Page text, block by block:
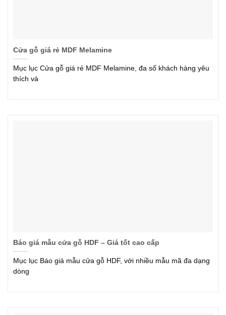
Cửa gỗ giá rẻ MDF Melamine
Mục lục Cửa gỗ giá rẻ MDF Melamine, đa số khách hàng yêu
thích và
Báo giá mẫu cửa gỗ HDF – Giá tốt cao cấp
Mục lục Báo giá mẫu cửa gỗ HDF, với nhiều mẫu mã đa dạng
dòng